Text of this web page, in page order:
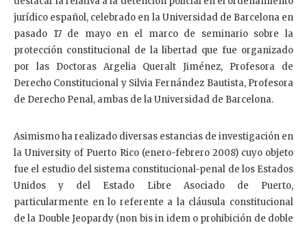
jurídico español, celebrado en la Universidad de Barcelona en
pasado 17 de mayo en el marco de seminario sobre la
protección constitucional de la libertad que fue organizado
por las Doctoras Argelia Queralt Jiménez, Profesora de
Derecho Constitucional y Silvia Fernández Bautista, Profesora
de Derecho Penal, ambas de la Universidad de Barcelona.
Asimismo ha realizado diversas estancias de investigación en
la University of Puerto Rico (enero-febrero 2008) cuyo objeto
fue el estudio del sistema constitucional-penal de los Estados
Unidos y del Estado Libre Asociado de Puerto,
particularmente en lo referente a la cláusula constitucional
de la Double Jeopardy (non bis in idem o prohibición de doble